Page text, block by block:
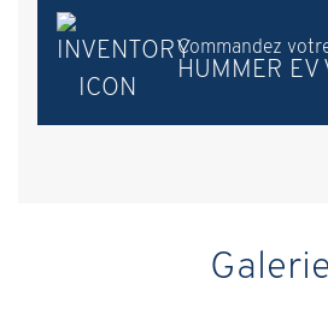
Galerie
Commandez
HUMMER EV